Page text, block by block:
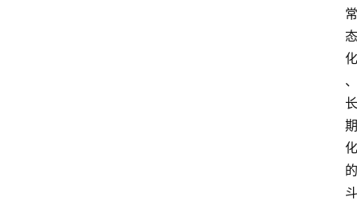
常
态
化
、
长
期
化
的
斗